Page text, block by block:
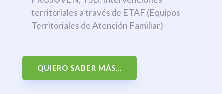
territoriales a través de ETAF (Equipos
Territoriales de Atención Familiar)
QUIERO SABER MÁS...